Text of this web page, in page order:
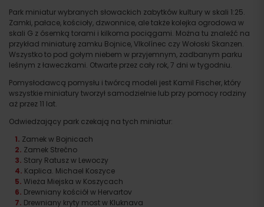
Park miniatur wybranych słowackich zabytków kultury w skali 1:25.
Zamki, pałace, kościoły, dzwonnice, ale także kolejka ogrodowa w
skali G z ósemką torami i kilkoma pociągami. Można tu znaleźć na
przykład miniaturę zamku Bojnice, Vlkolínec czy Wołoski Skanzen.
Wszystko to pod gołym niebem w przyjemnym, zadbanym parku
leśnym z ławeczkami. Otwarte przez cały rok, 7 dni w tygodniu.
Pomysłodawcą pomysłu i twórcą modeli jest Kamil Fischer, który
wszystkie miniatury tworzył samodzielnie lub przy pomocy rodziny
aż przez 11 lat.
Odwiedzający park czekają na tych miniatur:
Zamek w Bojnicach
Zamek Strečno
Stary Ratusz w Lewoczy
Kaplica. Michael Koszyce
Wieża Miejska w Koszycach
Drewniany kościół w Hervartov
Drewniany kryty most w Kluknava